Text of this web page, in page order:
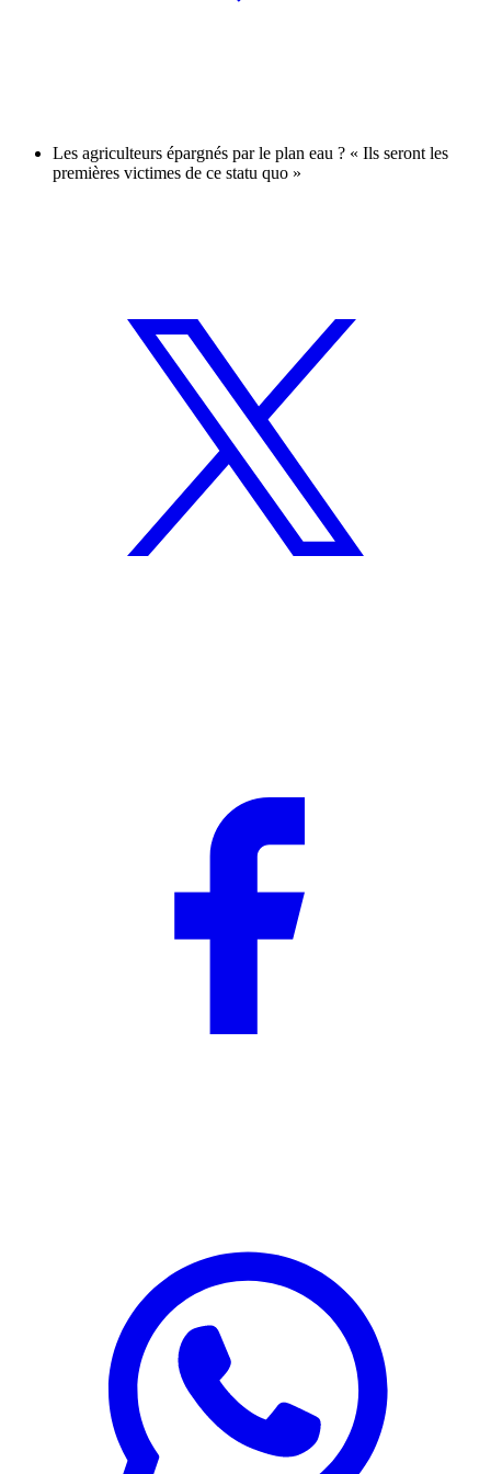
Les agriculteurs épargnés par le plan eau ? « Ils seront les
premières victimes de ce statu quo »